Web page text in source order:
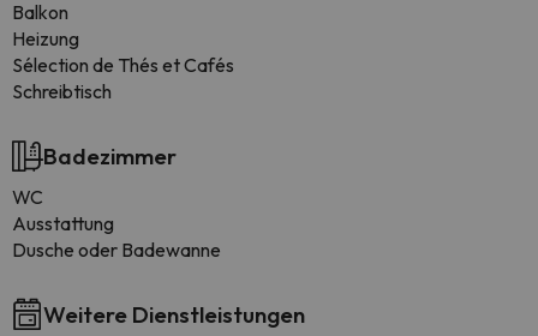
Balkon
Heizung
Sélection de Thés et Cafés
Schreibtisch
Badezimmer
WC
Ausstattung
Dusche oder Badewanne
Weitere Dienstleistungen